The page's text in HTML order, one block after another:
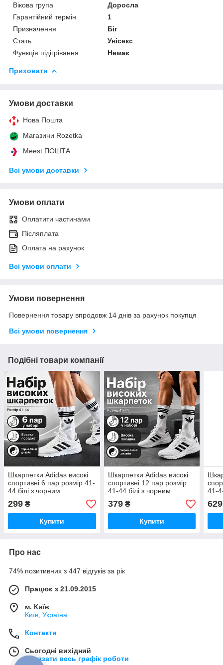
Вікова група
Доросла
Гарантійний термін
1
Призначення
Біг
Стать
Унісекс
Функція підігрівання
Немає
Приховати
Умови доставки
Нова Пошта
Магазини Rozetka
Meest ПОШТА
Всі умови доставки
Умови оплати
Оплатити частинами
Післяплата
Оплата на рахунок
Всі умови оплати
Умови повернення
Повернення товару впродовж 14 днів за рахунок покупця
Всі умови повернення
Подібні товари компанії
Шкарпетки Adidas високі
спортивні 6 пар розмір 41-
44 білі з чорним
логотипом та смужками
довгі шкарпетки для
тренувань, залу, бігу
299 ₴
Купити
Шкарпетки Adidas високі
спортивні 12 пар розмір
41-44 білі з чорним
логотипом та смужками
довгі шкарпетки для
тренувань, залу,бігу
379₴
Купити
41-
629
Про нас
74% позитивних з 447 відгуків за рік
Працює з 21.09.2015
м. Київ
Київ, Україна
Контакти
Сьогодні вихідний
Показати весь графік роботи